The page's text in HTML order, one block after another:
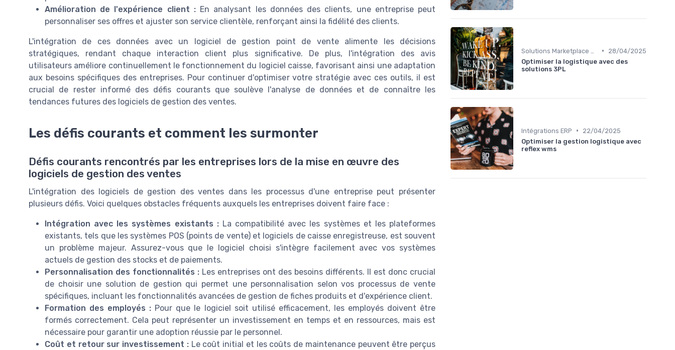
Amélioration de l'expérience client :En analysant les données des clients, une entreprise peut
personnaliser ses offres et ajuster son service clientèle, renforçant ainsi la fidélité des clients.
L'intégration de ces données avec un logiciel de gestion point de vente alimente les décisions
stratégiques, rendant chaque interaction client plus significative. De plus, l'intégration des avis
utilisateurs améliore continuellement le fonctionnement du logiciel caisse, favorisant ainsi une adaptation
aux besoins spécifiques des entreprises. Pour continuer d'optimiser votre stratégie avec ces outils, il est
crucial de rester informé des défis courants que soulève l'analyse de données et de connaître les
tendances futures des logiciels de gestion des ventes.
Les défis courants et comment les surmonter
Défis courants rencontrés par les entreprises lors de la mise en œuvre des
logiciels de gestion des ventes
L'intégration des logiciels de gestion des ventes dans les processus d'une entreprise peut présenter
plusieurs défis. Voici quelques obstacles fréquents auxquels les entreprises doivent faire face :
Intégration avec les systèmes existants :La compatibilité avec les systèmes et les plateformes
existants, tels que les systèmes POS (points de vente) et logiciels de caisse enregistreuse, est souvent
un problème majeur. Assurez-vous que le logiciel choisi s'intègre facilement avec vos systèmes
actuels de gestion des stocks et de paiements.
Personnalisation des fonctionnalités : Les entreprises ont des besoins différents. Il est donc crucial
de choisir une solution de gestion qui permet une personnalisation selon vos processus de vente
spécifiques, incluant les fonctionnalités avancées de gestion de fiches produits et d'expérience client.
Formation des employés : Pour que le logiciel soit utilisé efficacement, les employés doivent être
formés correctement. Cela peut représenter un investissement en temps et en ressources, mais est
nécessaire pour garantir une adoption réussie par le personnel.
Coût et retour sur investissement :Le coût initial et les coûts de maintenance peuvent être perçus
•
28/04/2025
Optimiser la logistique avec des
solutions 3PL
Intégrations ERP •
22/04/2025
Optimiser la gestion logistique avec
reflex wms